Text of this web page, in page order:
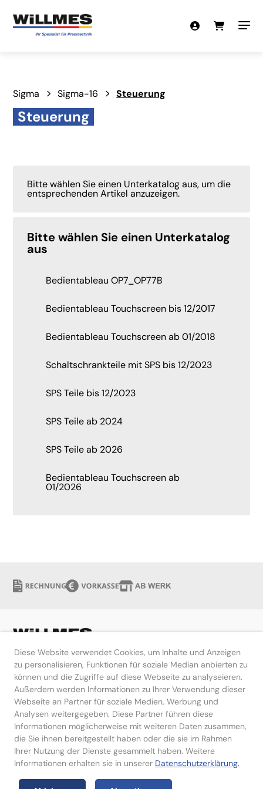
Diese Website verwendet Cookies, um Inhalte und Anzeigen
zu personalisieren, Funktionen für soziale Median anbierten zu
können und die Zugriffe auf diese Webseite zu analyseieren.
Außerdem werden Informationen zu Ihrer Verwendung dieser
Webseite an Partner für soziale Medien, Werbung und
Analysen weitergegeben. Diese Partner führen diese
Informationen möglicherweise mit weiteren Daten zusammen,
die Sie ihnen bereitgestellt haben oder die sie im Rahmen
Ihrer Nutzung der Dienste gesammelt haben. Weitere
Informationen erhalten sie in unserer Datenschutzerklärung.
Sigma Sigma-16 Steuerung
Steuerung
Bitte wählen Sie einen Unterkatalog aus, um die
entsprechenden Artikel anzuzeigen.
Bitte wählen Sie einen Unterkatalog
aus
Bedientableau OP7_OP77B
Bedientableau Touchscreen bis 12/2017
Bedientableau Touchscreen ab 01/2018
Schaltschrankteile mit SPS bis 12/2023
SPS Teile bis 12/2023
SPS Teile ab 2024
SPS Teile ab 2026
Bedientableau Touchscreen ab
01/2026
Hilfe
Kontakt
Impressum Datenschutzerklärung